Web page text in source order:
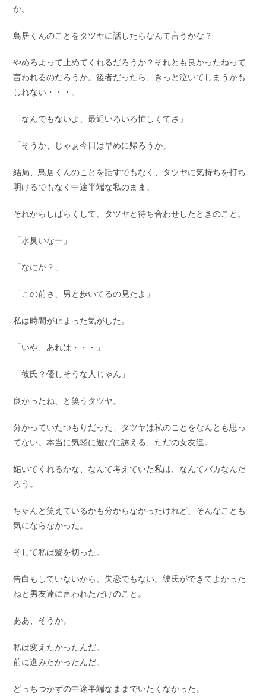
か。
鳥居くんのことをタツヤに話したらなんて言うかな？
やめろよって止めてくれるだろうか？それとも良かったねって
言われるのだろうか。後者だったら、きっと泣いてしまうかも
しれない・・・。
「なんでもないよ、最近いろいろ忙しくてさ」
「そうか、じゃぁ今日は早めに帰ろうか」
結局、鳥居くんのことを話すでもなく、タツヤに気持ちを打ち
明けるでもなく中途半端な私のまま。
それからしばらくして、タツヤと待ち合わせしたときのこと。
「水臭いなー」
「なにが？」
「この前さ、男と歩いてるの見たよ」
私は時間が止まった気がした。
「いや、あれは・・・」
「彼氏？優しそうな人じゃん」
良かったね、と笑うタツヤ。
分かっていたつもりだった、タツヤは私のことをなんとも思っ
てない。本当に気軽に遊びに誘える、ただの女友達。
妬いてくれるかな、なんて考えていた私は、なんてバカなんだ
ろう。
ちゃんと笑えているかも分からなかったけれど、そんなことも
気にならなかった。
そして私は髪を切った。
告白もしていないから、失恋でもない。彼氏ができてよかった
ねと男友達に言われただけのこと。
ああ、そうか。
私は変えたかったんだ。
前に進みたかったんだ。
どっちつかずの中途半端なままでいたくなかった。